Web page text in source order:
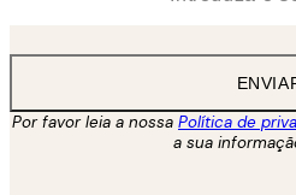
Por favor leia a nossa Política de
a sua